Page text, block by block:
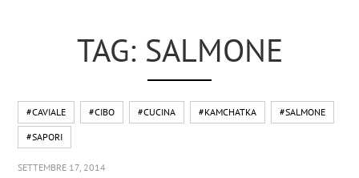
TAG: SALMONE
#CAVIALE #CIBO #CUCINA #KAMCHATKA #SALMONE
#SAPORI
SETTEMBRE 17, 2014